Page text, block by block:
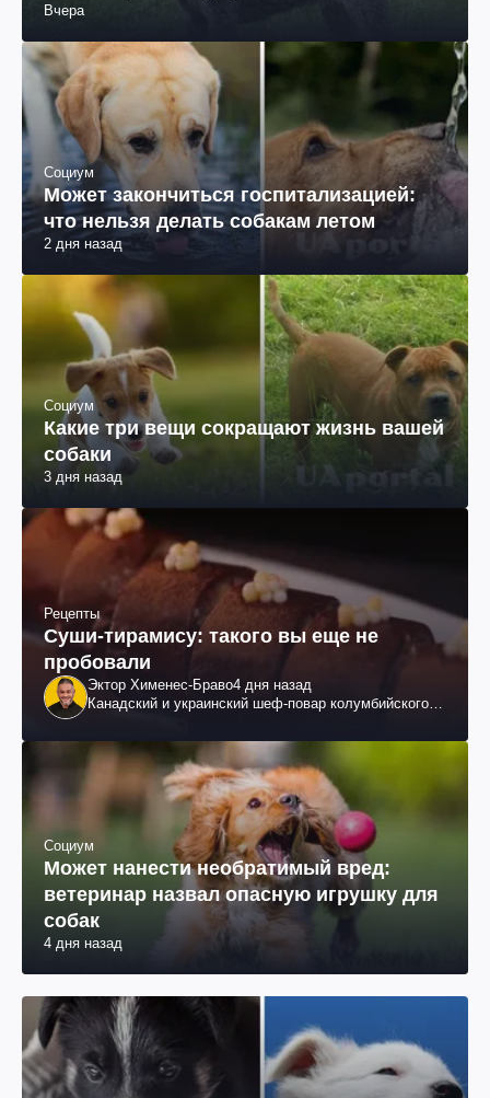
Вчера
Социум
Может закончиться госпитализацией:
что нельзя делать собакам летом
2 дня назад
Социум
Какие три вещи сокращают жизнь вашей
собаки
3 дня назад
Рецепты
Суши-тирамису: такого вы еще не
пробовали
Эктор Хименес-Браво4 дня назад
Канадский и украинский шеф-повар колумбийского
Социум
Может нанести необратимый вред:
ветеринар назвал опасную игрушку для
собак
4 дня назад